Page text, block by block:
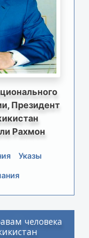
Президент
Рахмон
Указы
человека